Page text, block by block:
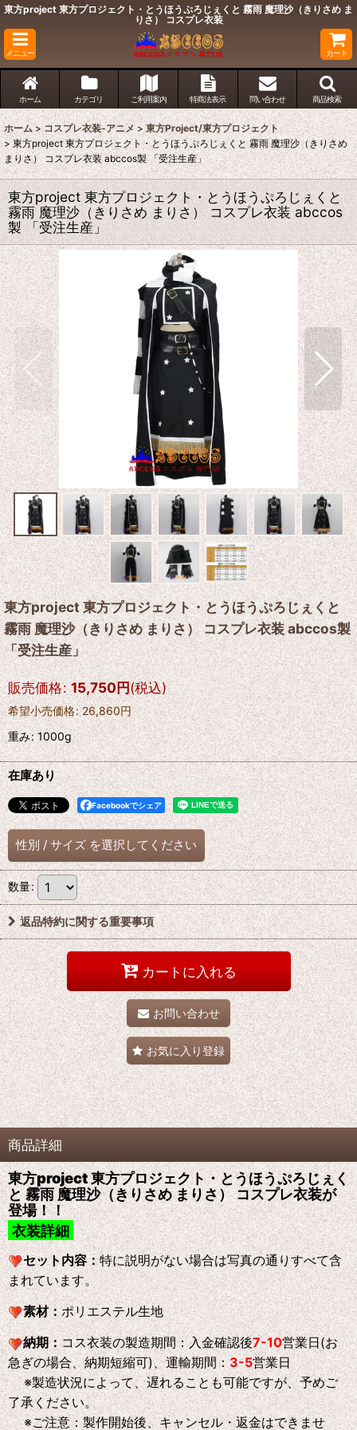
東方project 東方プロジェクト・とうほうぷろじぇくと 霧雨 魔理沙（きりさめ ま
りさ） コスプレ衣装
メニュー カート
ホーム カテゴリ ご利用案内 特商法表示 問い合わせ 商品検索
ホーム > コスプレ衣装-アニメ > 東方Project/東方プロジェクト
> 東方project 東方プロジェクト・とうほうぷろじぇくと 霧雨 魔理沙（きりさめ
まりさ） コスプレ衣装 abccos製 「受注生産」
東方project 東方プロジェクト・とうほうぷろじぇくと
霧雨 魔理沙（きりさめ まりさ） コスプレ衣装 abccos
製 「受注生産」
東方project 東方プロジェクト・とうほうぷろじぇくと
霧雨 魔理沙（きりさめ まりさ） コスプレ衣装 abccos製
「受注生産」
販売価格: 15,750円(税込)
希望小売価格: 26,860円
重み:1000g
在庫あり
Facebookでシェア
性別 / サイズ を選択してください
数量:
返品特約に関する重要事項
カートに入れる
お問い合わせ
お気に入り登録
商品詳細
東方project 東方プロジェクト・とうほうぷろじぇく
と 霧雨 魔理沙（きりさめ まりさ） コスプレ衣装が
登場！！
衣装詳細
セット内容：特に説明がない場合は写真の通りすべて含
まれています。
素材：ポリエステル生地
納期：コス衣装の製造期間：入金確認後7-10営業日(お
急ぎの場合、納期短縮可)、運輸期間：3-5営業日
※製造状況によって、遅れることも可能ですが、予めご
了承ください。
※ご注意：製作開始後、キャンセル・返金はできませ